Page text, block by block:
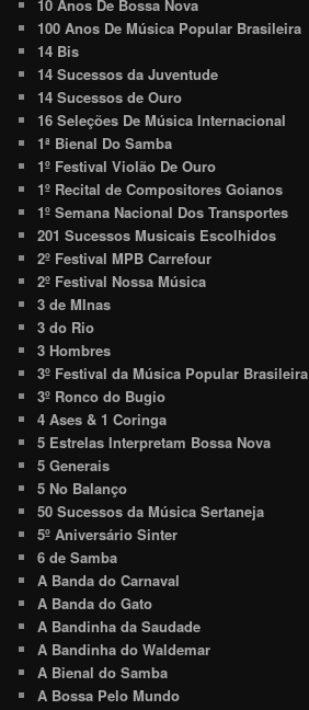
10 Anos De Bossa Nova
100 Anos De Música Popular Brasileira
14 Bis
14 Sucessos da Juventude
14 Sucessos de Ouro
16 Seleções De Música Internacional
1ª Bienal Do Samba
1º Festival Violão De Ouro
1º Recital de Compositores Goianos
1º Semana Nacional Dos Transportes
201 Sucessos Musicais Escolhidos
2º Festival MPB Carrefour
2º Festival Nossa Música
3 de MInas
3 do Rio
3 Hombres
3º Festival da Música Popular Brasileira
3º Ronco do Bugio
4 Ases & 1 Coringa
5 Estrelas Interpretam Bossa Nova
5 Generais
5 No Balanço
50 Sucessos da Música Sertaneja
5º Aniversário Sinter
6 de Samba
A Banda do Carnaval
A Banda do Gato
A Bandinha da Saudade
A Bandinha do Waldemar
A Bienal do Samba
A Bossa Pelo Mundo